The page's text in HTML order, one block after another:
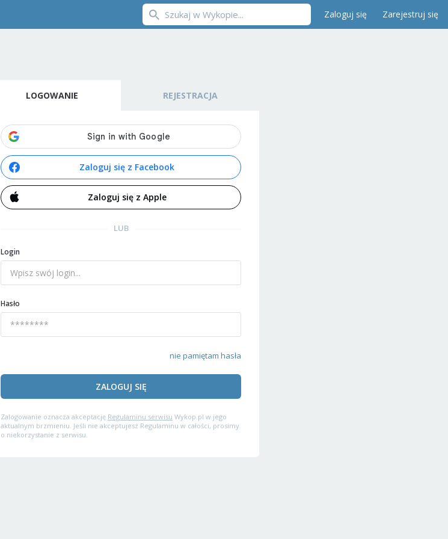
Zaloguj się Zarejestruj się
LOGOWANIE REJESTRACJA
Zaloguj się z Facebook
Zaloguj się z Apple
LUB
Login
Hasło
nie pamiętam hasła
ZALOGUJ SIĘ
Zalogowanie oznacza akceptację Regulaminu serwisu Wykop.pl w jego
aktualnym brzmieniu. Jeśli nie akceptujesz Regulaminu w całości, prosimy
o niekorzystanie z serwisu.